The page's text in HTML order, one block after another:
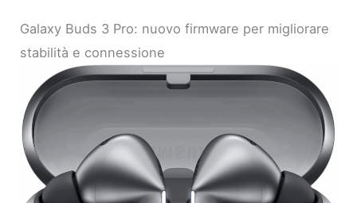
Galaxy Buds 3 Pro: nuovo firmware per migliorare
stabilità e connessione